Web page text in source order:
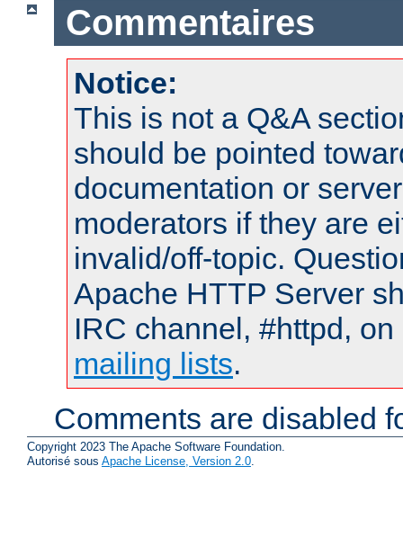
Commentaires
Notice:
This is not a Q&A
should be pointed
documentation or
moderators if they are
invalid/off-topic.
Apache HTTP Server
IRC channel, #httpd,
mailing lists.
Comments are disabled
Copyright 2023 The Apache Software Foundation.
Autorisé sous Apache License, Version 2.0